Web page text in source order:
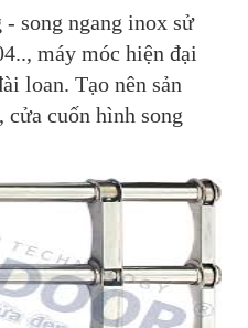
song ngang inox sử
máy móc hiện đại
loan. Tạo nên sản
cửa cuốn hình song